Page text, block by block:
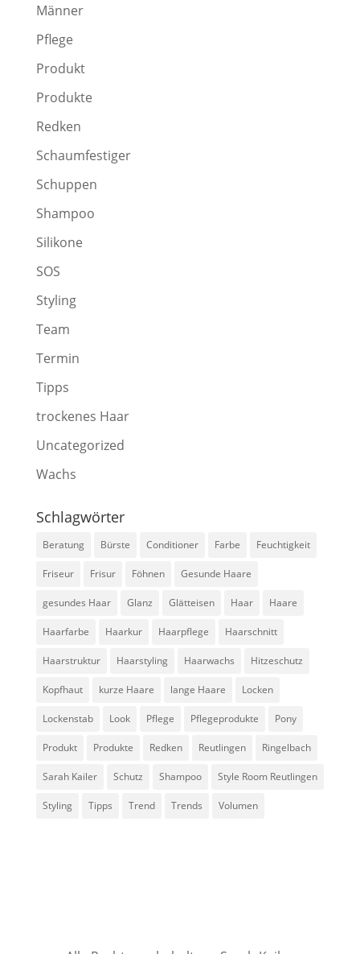
Männer
Pflege
Produkt
Produkte
Redken
Schaumfestiger
Schuppen
Shampoo
Silikone
SOS
Styling
Team
Termin
Tipps
trockenes Haar
Uncategorized
Wachs
Schlagwörter
Beratung Bürste Conditioner Farbe Feuchtigkeit
Friseur Frisur Föhnen Gesunde Haare
gesundes Haar Glanz Glätteisen Haar Haare
Haarfarbe Haarkur Haarpflege Haarschnitt
Haarstruktur Haarstyling Haarwachs Hitzeschutz
Kopfhaut kurze Haare lange Haare Locken
Lockenstab Look Pflege Pflegeprodukte Pony
Produkt Produkte Redken Reutlingen Ringelbach
Sarah Kailer Schutz Shampoo Style Room Reutlingen
Styling Tipps Trend Trends Volumen